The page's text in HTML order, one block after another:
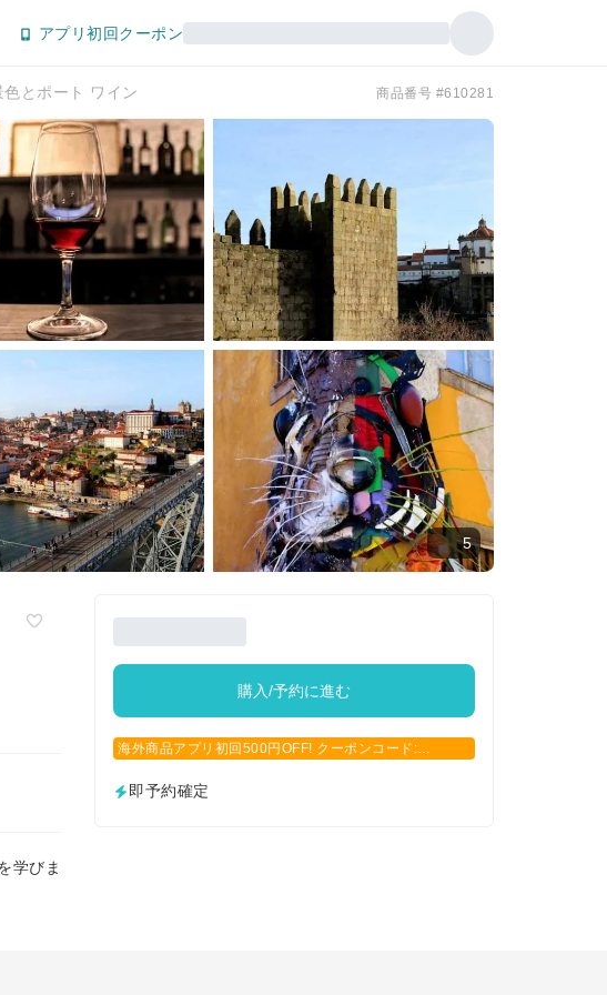
アプリ初回クーポン
とポート ワイン 商品番号 #610281
5
学びま
購入/予約に進む
海外商品アプリ初回500円OFF! クーポンコード:
即予約確定